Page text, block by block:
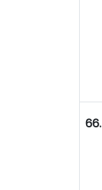
66.